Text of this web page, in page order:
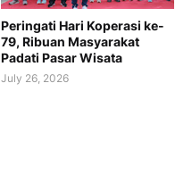
Peringati Hari Koperasi ke-
79, Ribuan Masyarakat
Padati Pasar Wisata
July 26, 2026